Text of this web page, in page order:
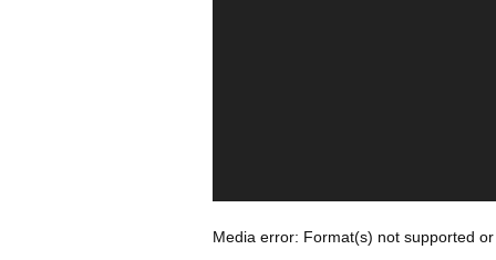
Media error: Format(s) not supported